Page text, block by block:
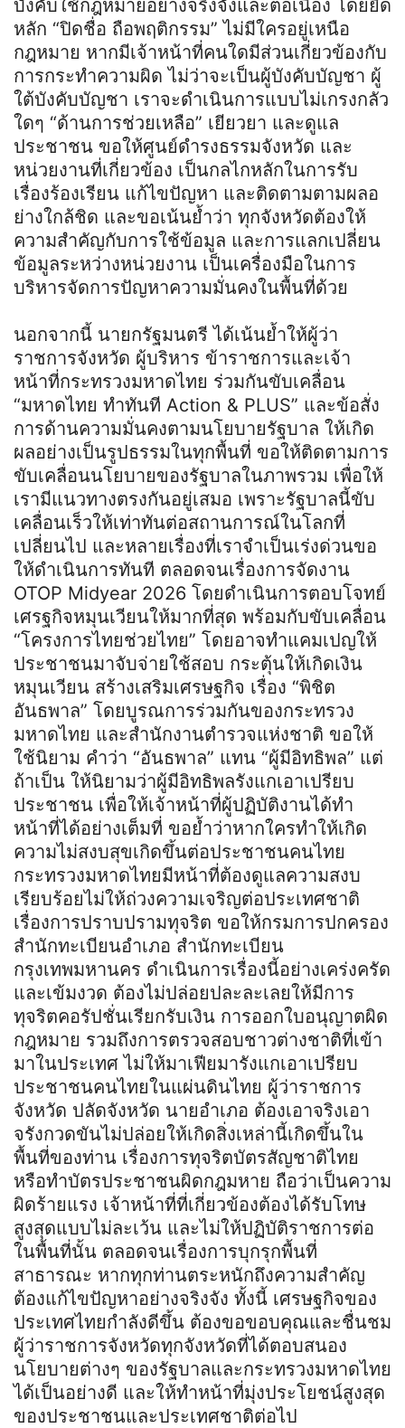
บังคับใช้กฎหมายอย่างจริงจังและต่อเนื่อง โดยยึด
หลัก “ปิดชื่อ ถือพฤติกรรม” ไม่มีใครอยู่เหนือ
กฎหมาย หากมีเจ้าหน้าที่คนใดมีส่วนเกี่ยวข้องกับ
การกระทำความผิด ไม่ว่าจะเป็นผู้บังคับบัญชา ผู้
ใต้บังคับบัญชา เราจะดำเนินการแบบไม่เกรงกลัว
ใดๆ “ด้านการช่วยเหลือ” เยียวยา และดูแล
ประชาชน ขอให้ศูนย์ดำรงธรรมจังหวัด และ
หน่วยงานที่เกี่ยวข้อง เป็นกลไกหลักในการรับ
เรื่องร้องเรียน แก้ไขปัญหา และติดตามตามผลอ
ย่างใกล้ชิด และขอเน้นย้ำว่า ทุกจังหวัดต้องให้
ความสำคัญกับการใช้ข้อมูล และการแลกเปลี่ยน
ข้อมูลระหว่างหน่วยงาน เป็นเครื่องมือในการ
บริหารจัดการปัญหาความมั่นคงในพื้นที่ด้วย
นอกจากนี้ นายกรัฐมนตรี ได้เน้นย้ำให้ผู้ว่า
ราชการจังหวัด ผู้บริหาร ข้าราชการและเจ้า
หน้าที่กระทรวงมหาดไทย ร่วมกันขับเคลื่อน
“มหาดไทย ทำทันที Action & PLUS” และข้อสั่ง
การด้านความมั่นคงตามนโยบายรัฐบาล ให้เกิด
ผลอย่างเป็นรูปธรรมในทุกพื้นที่ ขอให้ติดตามการ
ขับเคลื่อนนโยบายของรัฐบาลในภาพรวม เพื่อให้
เรามีแนวทางตรงกันอยู่เสมอ เพราะรัฐบาลนี้ขับ
เคลื่อนเร็วให้เท่าทันต่อสถานการณ์ในโลกที่
เปลี่ยนไป และหลายเรื่องที่เราจำเป็นเร่งด่วนขอ
ให้ดำเนินการทันที ตลอดจนเรื่องการจัดงาน
OTOP Midyear 2026 โดยดำเนินการตอบโจทย์
เศรฐกิจหมุนเวียนให้มากที่สุด พร้อมกับขับเคลื่อน
“โครงการไทยช่วยไทย” โดยอาจทำแคมเปญให้
ประชาชนมาจับจ่ายใช้สอบ กระตุ้นให้เกิดเงิน
หมุนเวียน สร้างเสริมเศรษฐกิจ เรื่อง “พิชิต
อันธพาล” โดยบูรณการร่วมกันของกระทรวง
มหาดไทย และสำนักงานตำรวจแห่งชาติ ขอให้
ใช้นิยาม คำว่า “อันธพาล” แทน “ผู้มีอิทธิพล” แต่
ถ้าเป็น ให้นิยามว่าผู้มีอิทธิพลรังแกเอาเปรียบ
ประชาชน เพื่อให้เจ้าหน้าที่ผู้ปฏิบัติงานได้ทำ
หน้าที่ได้อย่างเต็มที่ ขอย้ำว่าหากใครทำให้เกิด
ความไม่สงบสุขเกิดขึ้นต่อประชาชนคนไทย
กระทรวงมหาดไทยมีหน้าที่ต้องดูแลความสงบ
เรียบร้อยไม่ให้ถ่วงความเจริญต่อประเทศชาติ
เรื่องการปราบปรามทุจริต ขอให้กรมการปกครอง
สำนักทะเบียนอำเภอ สำนักทะเบียน
กรุงเทพมหานคร ดำเนินการเรื่องนี้อย่างเคร่งครัด
และเข้มงวด ต้องไม่ปล่อยปละละเลยให้มีการ
ทุจริตคอรัปชั่นเรียกรับเงิน การออกใบอนุญาตผิด
กฎหมาย รวมถึงการตรวจสอบชาวต่างชาติที่เข้า
มาในประเทศ ไม่ให้มาเฟียมารังแกเอาเปรียบ
ประชาชนคนไทยในแผ่นดินไทย ผู้ว่าราชการ
จังหวัด ปลัดจังหวัด นายอำเภอ ต้องเอาจริงเอา
จรังกวดขันไม่ปล่อยให้เกิดสิ่งเหล่านี้เกิดขึ้นใน
พื้นที่ของท่าน เรื่องการทุจริตบัตรสัญชาติไทย
หรือทำบัตรประชาชนผิดกฎมหาย ถือว่าเป็นความ
ผิดร้ายแรง เจ้าหน้าที่ที่เกี่ยวข้องต้องได้รับโทษ
สูงสุดแบบไม่ละเว้น และไม่ให้ปฏิบัติราชการต่อ
ในพื้นที่นั้น ตลอดจนเรื่องการบุกรุกพื้นที่
สาธารณะ หากทุกท่านตระหนักถึงความสำคัญ
ต้องแก้ไขปัญหาอย่างจริงจัง ทั้งนี้ เศรษฐกิจของ
ประเทศไทยกำลังดีขึ้น ต้องขอขอบคุณและชื่นชม
ผู้ว่าราชการจังหวัดทุกจังหวัดที่ได้ตอบสนอง
นโยบายต่างๆ ของรัฐบาลและกระทรวงมหาดไทย
ได้เป็นอย่างดี และให้ทำหน้าที่มุ่งประโยชน์สูงสุด
ของประชาชนและประเทศชาติต่อไป